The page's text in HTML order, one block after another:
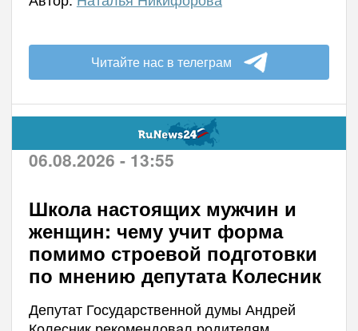
Читайте нас в телеграм
06.08.2026 - 13:55
Школа настоящих мужчин и
женщин: чему учит форма
помимо строевой подготовки
по мнению депутата Колесник
Депутат Государственной думы Андрей